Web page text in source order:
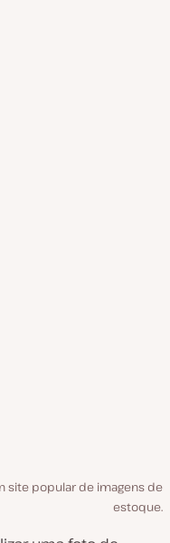
site popular de imagens de
estoque.